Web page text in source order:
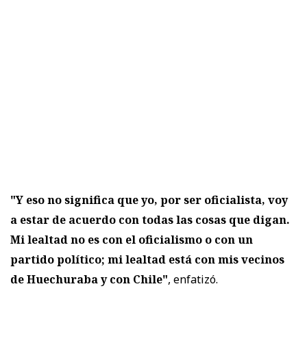
"Y eso no significa que yo, por ser oficialista, voy
a estar de acuerdo con todas las cosas que digan.
Mi lealtad no es con el oficialismo o con un
partido político; mi lealtad está con mis vecinos
de Huechuraba y con Chile", enfatizó.